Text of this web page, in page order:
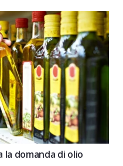
la domanda di olio